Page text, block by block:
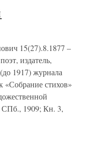
15(27).8.1877 –
издатель,
1917) журнала
стихов»
1909; Кн. 3,